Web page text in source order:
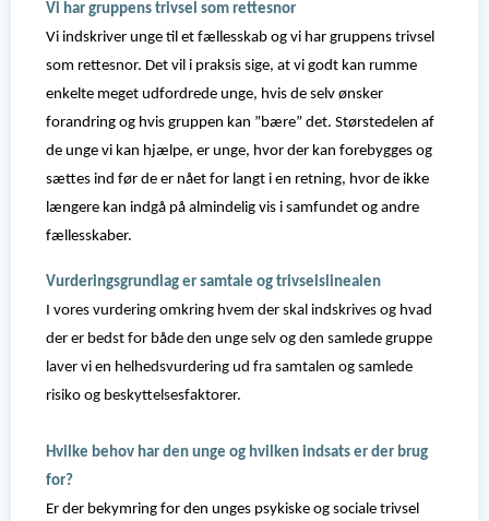
Vi har gruppens trivsel som rettesnor
Vi indskriver unge til et fællesskab og vi har gruppens trivsel
som rettesnor. Det vil i praksis sige, at vi godt kan rumme
enkelte meget udfordrede unge, hvis de selv ønsker
forandring og hvis gruppen kan ”bære” det. Størstedelen af
de unge vi kan hjælpe, er unge, hvor der kan forebygges og
sættes ind før de er nået for langt i en retning, hvor de ikke
længere kan indgå på almindelig vis i samfundet og andre
fællesskaber.
Vurderingsgrundlag er samtale og trivselslinealen
I vores vurdering omkring hvem der skal indskrives og hvad
der er bedst for både den unge selv og den samlede gruppe
laver vi en helhedsvurdering ud fra samtalen og samlede
risiko og beskyttelsesfaktorer.
Hvilke behov har den unge og hvilken indsats er der brug
for?
Er der bekymring for den unges psykiske og sociale trivsel